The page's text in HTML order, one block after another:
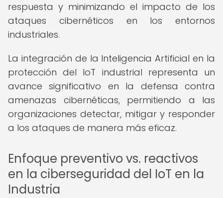
respuesta y minimizando el impacto de los
ataques cibernéticos en los entornos
industriales.
La integración de la Inteligencia Artificial en la
protección del IoT industrial representa un
avance significativo en la defensa contra
amenazas cibernéticas, permitiendo a las
organizaciones detectar, mitigar y responder
a los ataques de manera más eficaz.
Enfoque preventivo vs. reactivos
en la ciberseguridad del IoT en la
Industria